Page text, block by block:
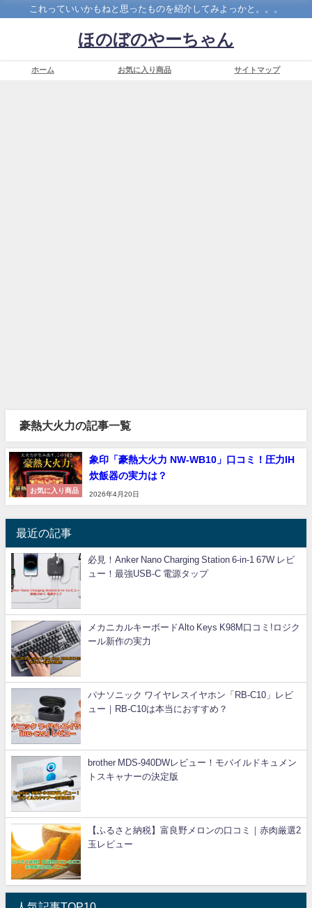
これっていいかもねと思ったものを紹介してみよっかと。。。
ほのぼのやーちゃん
ホーム お気に入り商品 サイトマップ
豪熱大火力の記事一覧
お気に入り商品
象印「豪熱大火力 NW-WB10」口コミ！圧力IH
炊飯器の実力は？
2026年4月20日
最近の記事
必見！Anker Nano Charging Station 6-in-1 67W レビ
ュー！最強USB-C 電源タップ
メカニカルキーボードAlto Keys K98M口コミ!ロジク
ール新作の実力
パナソニック ワイヤレスイヤホン「RB-C10」レビ
ュー｜RB-C10は本当におすすめ？
brother MDS-940DWレビュー！モバイルドキュメン
トスキャナーの決定版
【ふるさと納税】富良野メロンの口コミ｜赤肉厳選2
玉レビュー